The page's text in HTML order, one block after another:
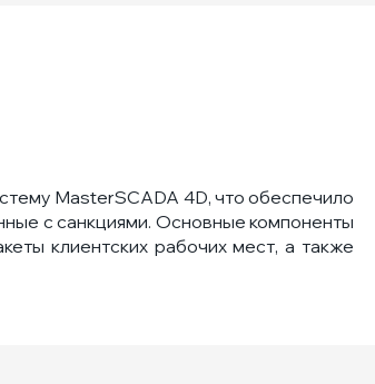
MasterSCADA 4D, что обеспечило
с санкциями. Основные компоненты
клиентских рабочих мест, а также